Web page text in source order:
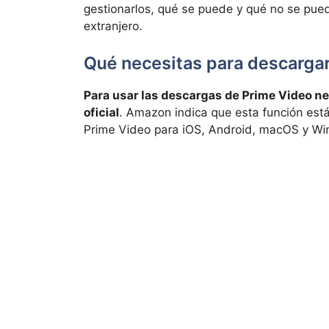
gestionarlos, qué se puede y qué no se
extranjero.
Qué necesitas para
Para usar las descargas de Prime Video
oficial. Amazon indica que esta función
Prime Video para iOS, Android, macOS y